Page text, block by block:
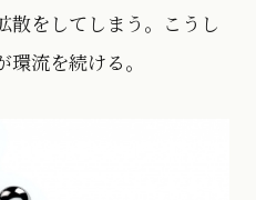
散をしてしまう。こうし
流を続ける。